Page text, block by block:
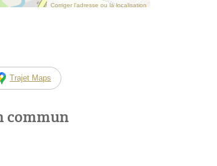
Corriger l’adresse ou la localisation
Trajet Maps
commun